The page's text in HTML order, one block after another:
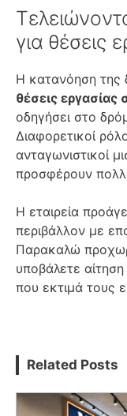
για θέσεις
Η κατανόηση της
θέσεις
οδηγήσει στο
Διαφορετικοί
ανταγωνιστικοί
προσφέρουν
Η εταιρεία
περιβάλλον με
Παρακαλώ
υποβάλετε
που εκτιμά τους
Related Posts